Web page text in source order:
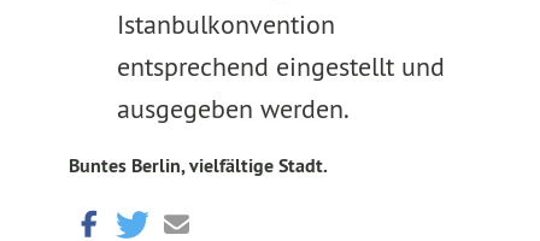
Istanbulkonvention
entsprechend eingestellt und
ausgegeben werden.
Buntes Berlin, vielfältige Stadt.